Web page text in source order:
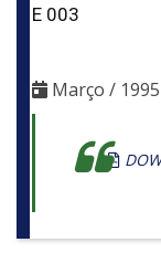
E 003
Março / 1995